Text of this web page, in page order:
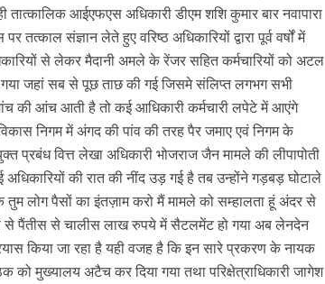
तात्कालिक आईएफएस अधिकारी डीएम शशि कुमार बार नवापारा
तत्काल संज्ञान लेते हुए वरिष्ठ अधिकारियों द्वारा पूर्व वर्षों में
से लेकर मैदानी अमले के रेंजर सहित कर्मचारियों को अटल
जहां सब से पूछ ताछ की गई जिसमे संलिप्त लगभग सभी
जांच की आंच आती है तो कई आधिकारी कर्मचारी लपेटे में आएंगे
निगम में अंगद की पांव की तरह पैर जमाए एवं निगम के
प्रबंध वित्त लेखा अधिकारी भोजराज जैन मामले की लीपापोती
की रात की नींद उड़ गई है तब उन्होंने गड़बड़ घोटाले
तुम लोग पैसों का इंतज़ाम करो मैं मामले को सम्हालता हूं अंदर से
से पैंतीस से चालीस लाख रुपये में सैटलमेंट हो गया अब लेनदेन
किया जा रहा है यही वजह है कि इन सारे प्रकरण के नायक
को मुख्यालय अटैच कर दिया गया तथा परिक्षेत्राधिकारी जागेश